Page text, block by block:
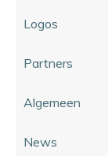
Logos
Partners
Algemeen
News